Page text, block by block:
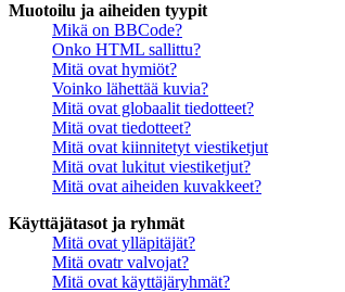
Muotoilu ja aiheiden tyypit
Mikä on BBCode?
Onko HTML sallittu?
Mitä ovat hymiöt?
Voinko lähettää kuvia?
Mitä ovat globaalit tiedotteet?
Mitä ovat tiedotteet?
Mitä ovat kiinnitetyt viestiketjut
Mitä ovat lukitut viestiketjut?
Mitä ovat aiheiden kuvakkeet?
Käyttäjätasot ja ryhmät
Mitä ovat ylläpitäjät?
Mitä ovatr valvojat?
Mitä ovat käyttäjäryhmät?